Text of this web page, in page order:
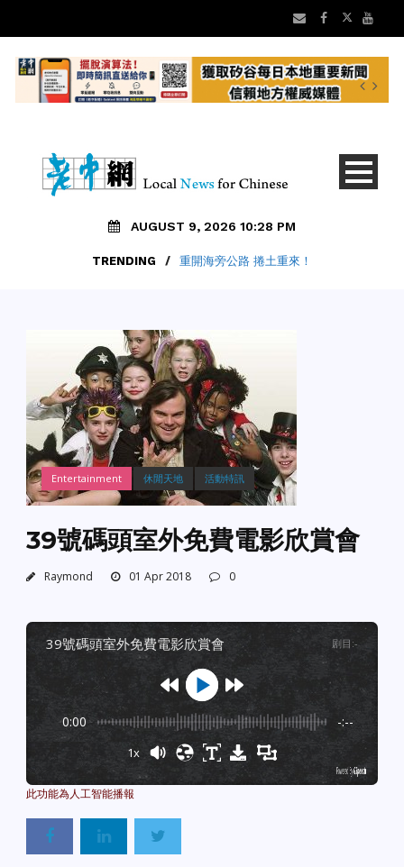
AUGUST 9, 2026 10:28 PM
TRENDING / 重開海旁公路 捲土重來！
Entertainment 休閒天地 活動特訊
39號碼頭室外免費電影欣賞會
Raymond 01 Apr 2018 0
39號碼頭室外免費電影欣賞會 剧目 :-
0:00 -:--
1x
GSpeech